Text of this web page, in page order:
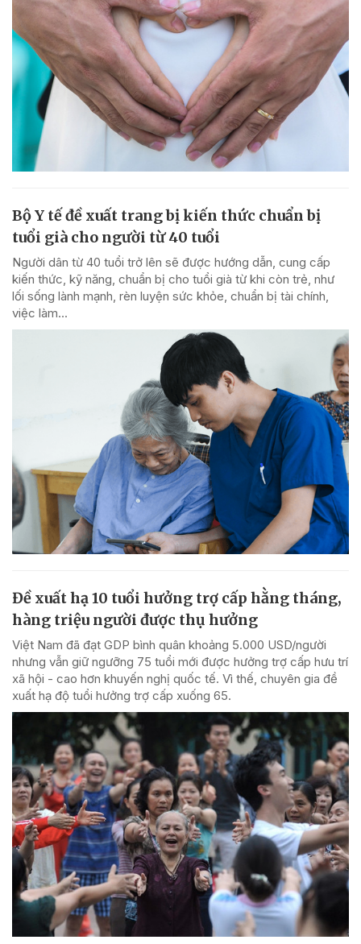
Bộ Y tế đề xuất trang bị kiến thức chuẩn bị
tuổi già cho người từ 40 tuổi
Người dân từ 40 tuổi trở lên sẽ được hướng dẫn, cung cấp
kiến thức, kỹ năng, chuẩn bị cho tuổi già từ khi còn trẻ, như
lối sống lành mạnh, rèn luyện sức khỏe, chuẩn bị tài chính,
việc làm...
Đề xuất hạ 10 tuổi hưởng trợ cấp hằng tháng,
hàng triệu người được thụ hưởng
Việt Nam đã đạt GDP bình quân khoảng 5.000 USD/người
nhưng vẫn giữ ngưỡng 75 tuổi mới được hưởng trợ cấp hưu trí
xã hội - cao hơn khuyến nghị quốc tế. Vì thế, chuyên gia đề
xuất hạ độ tuổi hưởng trợ cấp xuống 65.